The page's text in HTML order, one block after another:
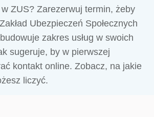
ZUS? Zarezerwuj termin, żeby
Ubezpieczeń Społecznych
zakres usług w swoich
sugeruje, by w pierwszej
kontakt online. Zobacz, na jakie
liczyć.